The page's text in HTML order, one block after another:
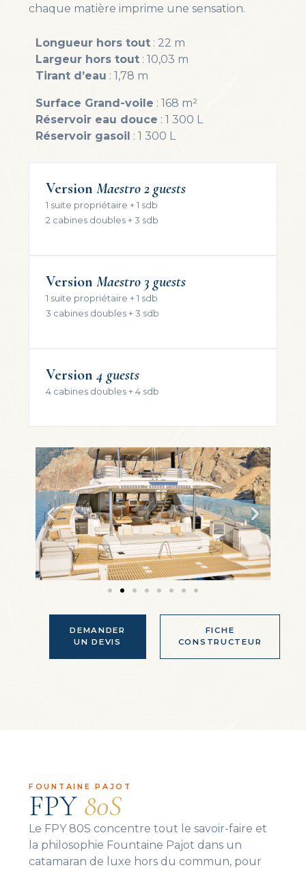
chaque matière imprime une sensation.
Longueur hors tout : 22 m
Largeur hors tout : 10,03 m
Tirant d’eau : 1,78 m
Surface Grand-voile : 168 m²
Réservoir eau douce : 1 300 L
Réservoir gasoil : 1 300 L
Version Maestro 2 guests
1 suite propriétaire + 1 sdb
2 cabines doubles + 3 sdb
Version Maestro 3 guests
1 suite propriétaire + 1 sdb
3 cabines doubles + 3 sdb
Version 4 guests
4 cabines doubles + 4 sdb
DEMANDER
UN DEVIS
FICHE
CONSTRUCTEUR
FOUNTAINE PAJOT
FPY 80S
Le FPY 80S concentre tout le savoir-faire et
la philosophie Fountaine Pajot dans un
catamaran de luxe hors du commun, pour